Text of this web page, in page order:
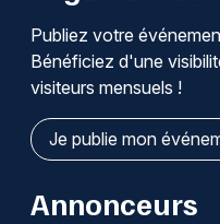
Publiez votre
Bénéficiez d'une
visiteurs mensuels !
Je publie mon
Annonceurs